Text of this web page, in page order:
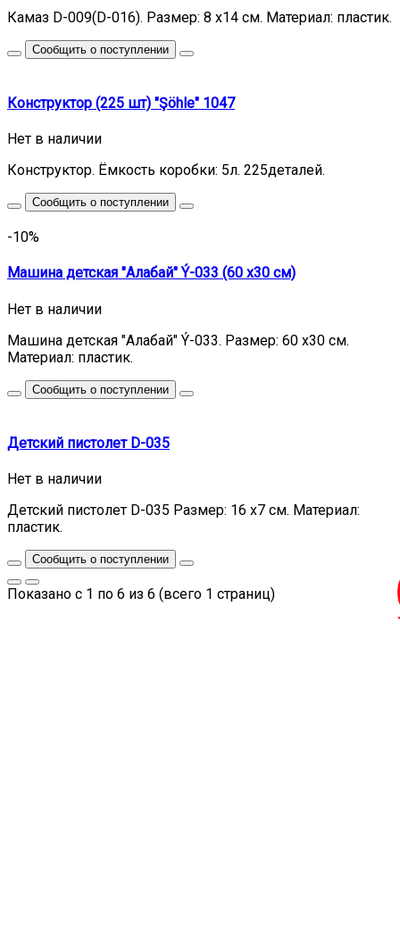
Камаз D-009(D-016). Размер: 8 x14 см. Материал: пластик.
Сообщить о поступлении
Конструктор (225 шт) "Şöhle" 1047
Нет в наличии
Конструктор. Ёмкость коробки: 5л. 225деталей.
Сообщить о поступлении
-10%
Машина детская "Алабай" Ý-033 (60 x30 см)
Нет в наличии
Машина детская "Алабай" Ý-033. Размер: 60 x30 см.
Материал: пластик.
Сообщить о поступлении
Детский пистолет D-035
Нет в наличии
Детский пистолет D-035 Размер: 16 x7 см. Материал:
пластик.
Сообщить о поступлении
Показано с 1 по 6 из 6 (всего 1 страниц)